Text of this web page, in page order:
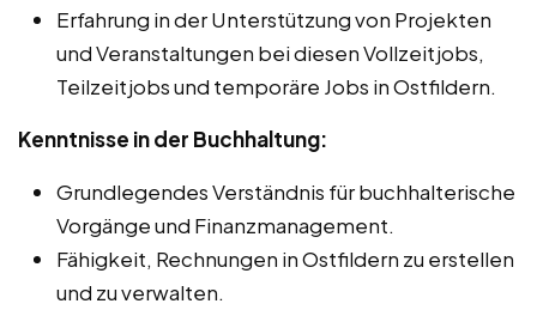
Erfahrung in der Unterstützung von Projekten
und Veranstaltungen bei diesen Vollzeitjobs,
Teilzeitjobs und temporäre Jobs in Ostfildern.
Kenntnisse in der Buchhaltung:
Grundlegendes Verständnis für buchhalterische
Vorgänge und Finanzmanagement.
Fähigkeit, Rechnungen in Ostfildern zu erstellen
und zu verwalten.